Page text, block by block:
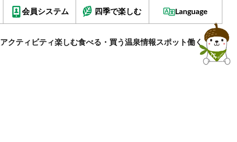
会員システム 四季で楽しむ Language
アクティビティ楽しむ食べる・買う温泉情報スポット働く